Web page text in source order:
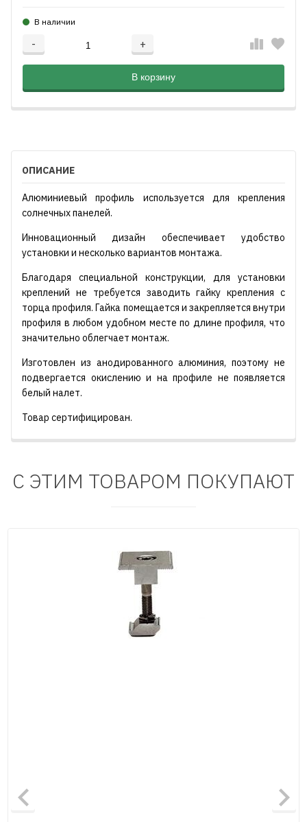
В наличии
- +
Добавляется...
В корзину
Добавлен
ОПИСАНИЕ
Алюминиевый профиль используется для крепления
солнечных панелей.
Инновационный дизайн обеспечивает удобство
установки и несколько вариантов монтажа.
Благодаря специальной конструкции, для установки
креплений не требуется заводить гайку крепления с
торца профиля. Гайка помещается и закрепляется внутри
профиля в любом удобном месте по длине профиля, что
значительно облегчает монтаж.
Изготовлен из анодированного алюминия, поэтому не
подвергается окислению и на профиле не появляется
белый налет.
Товар сертифицирован.
С ЭТИМ ТОВАРОМ ПОКУПАЮТ